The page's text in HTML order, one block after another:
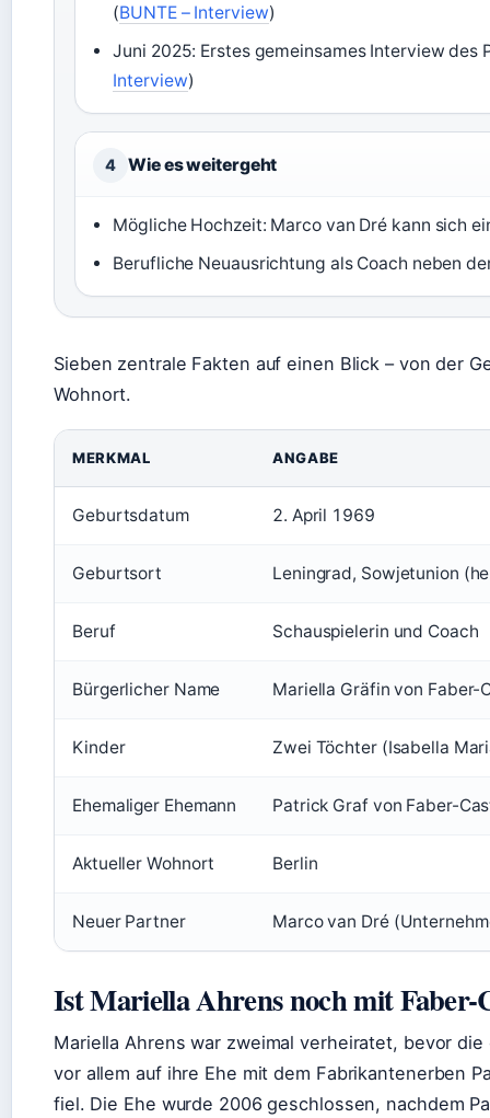
(BUNTE – Interview)
Juni 2025: Erstes gemeinsames Interview des
Interview)
4 Wie es weitergeht
Mögliche Hochzeit: Marco van Dré kann sich
Berufliche Neuausrichtung als Coach neben
Sieben zentrale Fakten auf einen Blick – von der
Wohnort.
MERKMAL ANGABE
Geburtsdatum 2. April 1969
Geburtsort Leningrad, Sowjetunion
Beruf Schauspielerin und Coach
Bürgerlicher Name Mariella Gräfin von Faber-
Kinder Zwei Töchter (Isabella
Ehemaliger Ehemann Patrick Graf von Faber-
Aktueller Wohnort Berlin
Neuer Partner Marco van Dré
Ist Mariella Ahrens noch mit Faber-
Mariella Ahrens war zweimal verheiratet, bevor
vor allem auf ihre Ehe mit dem Fabrikantenerben
fiel. Die Ehe wurde 2006 geschlossen, nachdem